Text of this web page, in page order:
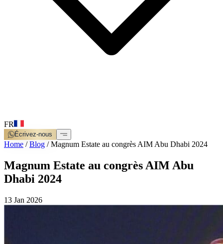
FR
Écrivez-nous
Home /Blog /Magnum Estate au congrès AIM Abu Dhabi 2024
Magnum Estate au congrès AIM Abu
Dhabi 2024
13 Jan 2026